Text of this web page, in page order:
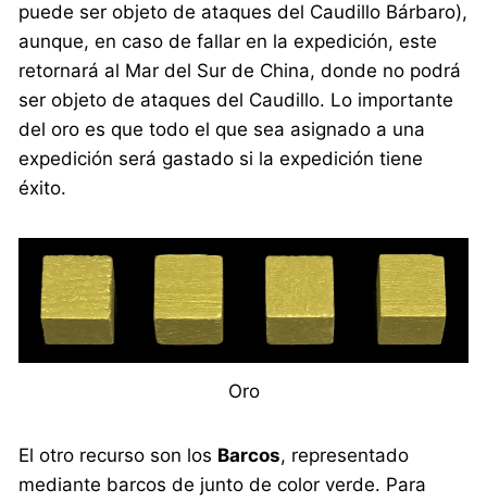
puede ser objeto de ataques del Caudillo Bárbaro),
aunque, en caso de fallar en la expedición, este
retornará al Mar del Sur de China, donde no podrá
ser objeto de ataques del Caudillo. Lo importante
del oro es que todo el que sea asignado a una
expedición será gastado si la expedición tiene
éxito.
Oro
El otro recurso son los Barcos, representado
mediante barcos de junto de color verde. Para